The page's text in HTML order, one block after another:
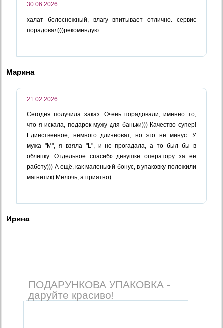
30.06.2026
халат белоснежный, влагу впитывает отлично. сервис
порадовал)))рекомендую
Марина
21.02.2026
Сегодня получила заказ. Очень порадовали, именно то,
что я искала, подарок мужу для баньки))) Качество супер!
Единственное, немного длинноват, но это не минус. У
мужа "М", я взяла "L", и не прогадала, а то был бы в
облипку. Отдельное спасибо девушке оператору за её
работу))) А ещё, как маленький бонус, в упаковку положили
магнитик) Мелочь, а приятно)
Ирина
ПОДАРУНКОВА УПАКОВКА -
даруйте красиво!